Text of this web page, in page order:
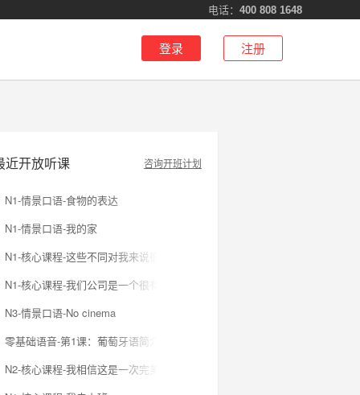
电话： 400 808 1648
登录 注册
近开放听课 咨询开班计划
N1-情景口语-食物的表达
N1-情景口语-我的家
N1-核心课程-这些不同对我来说很有趣。
N1-核心课程-我们公司是一个很有活力的公司
N3-情景口语-No cinema
零基础语音-第1课：葡萄牙语简介及26个字母
N2-核心课程-我相信这是一次完美的旅程